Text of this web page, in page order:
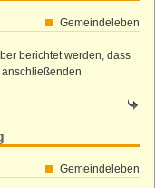
Gemeindeleben
berichtet werden, dass
Gemeindeleben